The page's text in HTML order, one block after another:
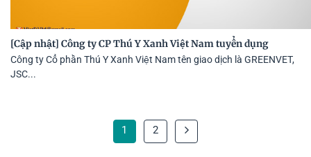
[Cập nhật] Công ty CP Thú Y Xanh Việt Nam tuyển dụng
Công ty Cổ phần Thú Y Xanh Việt Nam tên giao dịch là GREENVET,
JSC...
1 2